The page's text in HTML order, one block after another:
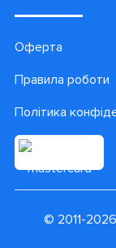
Оферта
Правила роботи
Політика
© 2011-2026